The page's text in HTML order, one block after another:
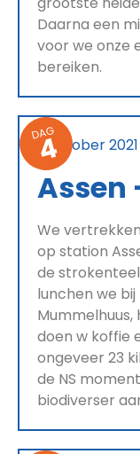
Daarna een
voor we onze
bereiken.
DAG
4
9 oktober 2021
Assen
We
op station
de
lunchen we
doen w koffie
ongeveer 23
de NS
biodiverser